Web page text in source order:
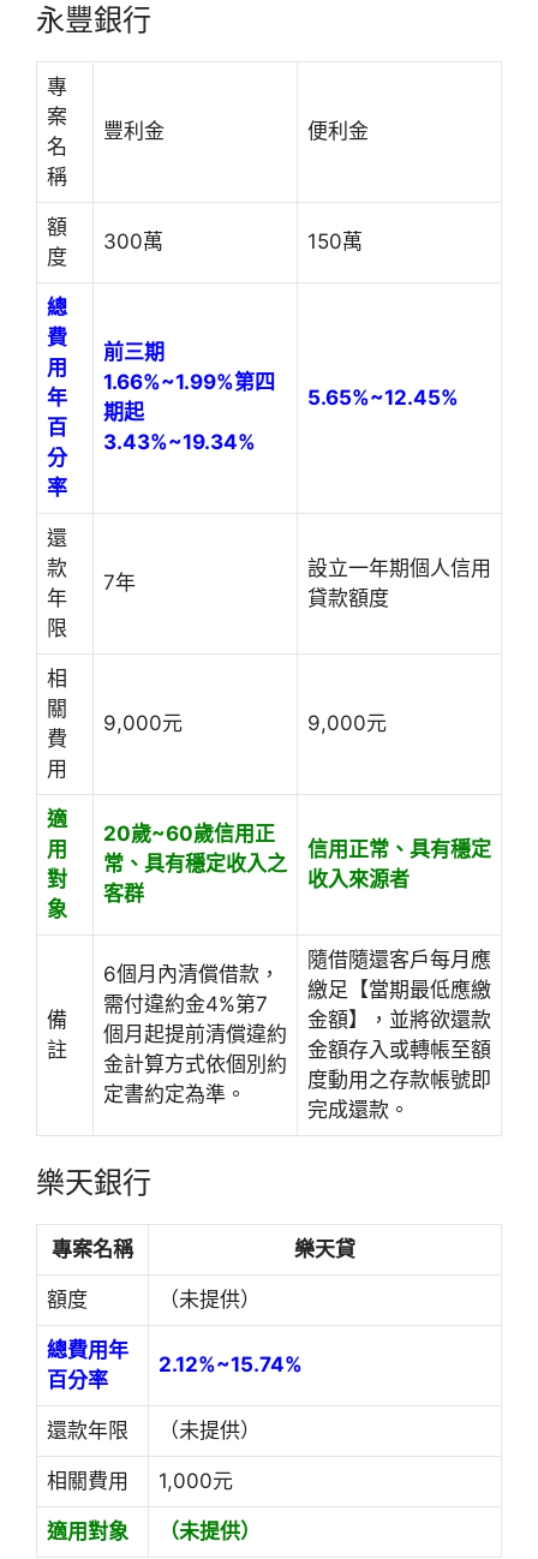
永豐銀行
專
案
名
稱
豐利金 便利金
額
度
300萬 150萬
總
費
用
年
百
分
率
前三期
1.66%~1.99%第四
期起
3.43%~19.34%
5.65%~12.45%
還
款
年
限
7年
設立一年期個人信用
貸款額度
相
關
費
用
9,000元 9,000元
適
用
對
象
20歲~60歲信用正
常、具有穩定收入之
客群
信用正常、具有穩定
收入來源者
備
註
6個月內清償借款，
需付違約金4%第7
個月起提前清償違約
金計算方式依個別約
定書約定為準。
隨借隨還客戶每月應
繳足【當期最低應繳
金額】，並將欲還款
金額存入或轉帳至額
度動用之存款帳號即
完成還款。
樂天銀行
專案名稱 樂天貸
額度 （未提供）
總費用年
百分率
2.12%~15.74%
還款年限 （未提供）
相關費用 1,000元
適用對象 （未提供）